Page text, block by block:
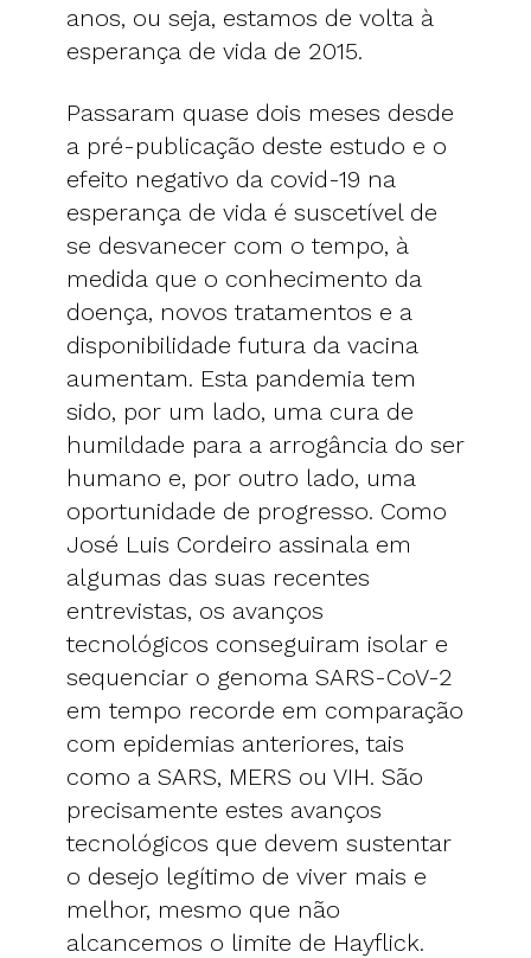
anos, ou seja, estamos de volta à
esperança de vida de 2015.
Passaram quase dois meses desde
a pré-publicação deste estudo e o
efeito negativo da covid-19 na
esperança de vida é suscetível de
se desvanecer com o tempo, à
medida que o conhecimento da
doença, novos tratamentos e a
disponibilidade futura da vacina
aumentam. Esta pandemia tem
sido, por um lado, uma cura de
humildade para a arrogância do ser
humano e, por outro lado, uma
oportunidade de progresso. Como
José Luis Cordeiro assinala em
algumas das suas recentes
entrevistas, os avanços
tecnológicos conseguiram isolar e
sequenciar o genoma SARS-CoV-2
em tempo recorde em comparação
com epidemias anteriores, tais
como a SARS, MERS ou VIH. São
precisamente estes avanços
tecnológicos que devem sustentar
o desejo legítimo de viver mais e
melhor, mesmo que não
alcancemos o limite de Hayflick.